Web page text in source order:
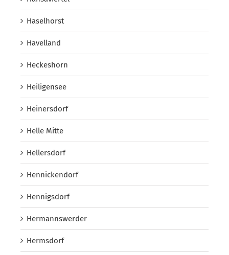
Haselhorst
Havelland
Heckeshorn
Heiligensee
Heinersdorf
Helle Mitte
Hellersdorf
Hennickendorf
Hennigsdorf
Hermannswerder
Hermsdorf